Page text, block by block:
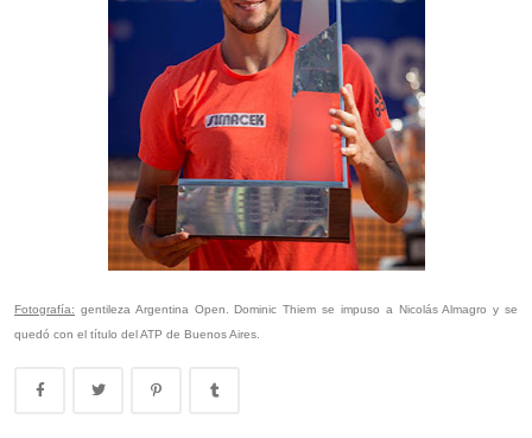
Fotografía: gentileza Argentina Open. Dominic Thiem se impuso a Nicolás Almagro y se
quedó con el título del ATP de Buenos Aires.